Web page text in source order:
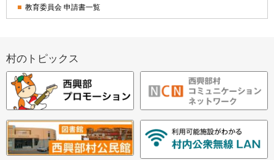
ー
教育委員会 申請書一覧
村のトピックス